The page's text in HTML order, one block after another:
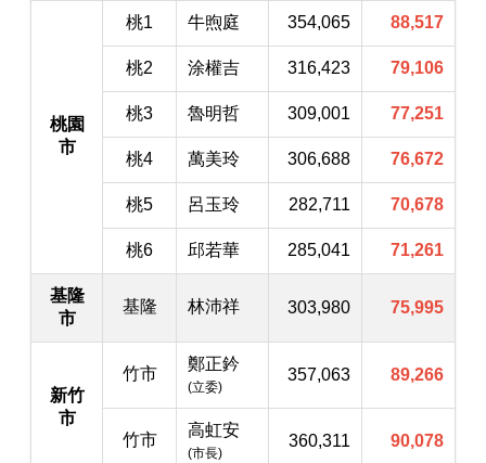
桃園
市
桃1 牛煦庭 354,065 88,517
桃2 涂權吉 316,423 79,106
桃3 魯明哲 309,001 77,251
桃4 萬美玲 306,688 76,672
桃5 呂玉玲 282,711 70,678
桃6 邱若華 285,041 71,261
基隆
市
基隆 林沛祥 303,980 75,995
新竹
市
竹市
鄭正鈐
(立委)
357,063 89,266
竹市
高虹安
(市長)
360,311 90,078